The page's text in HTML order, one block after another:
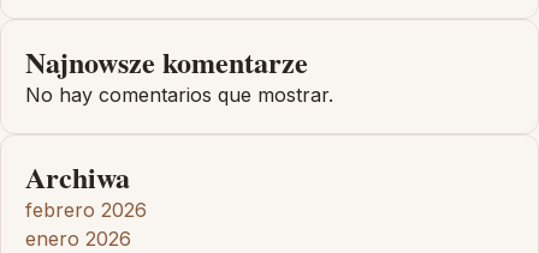
Najnowsze komentarze
No hay comentarios que mostrar.
Archiwa
febrero 2026
enero 2026